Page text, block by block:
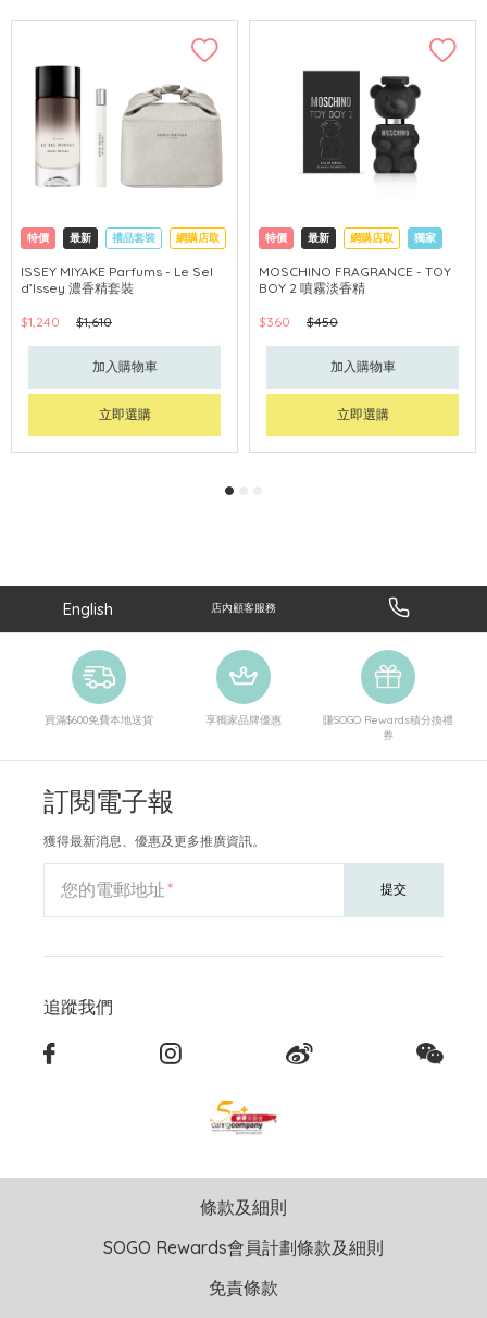
特價 最新 禮品套裝 網購店取
ISSEY MIYAKE Parfums - Le Sel
d’Issey 濃香精套裝
$1,240 $1,610
加入購物車
立即選購
特價 最新 網購店取 獨家
MOSCHINO FRAGRANCE - TOY
BOY 2 噴霧淡香精
$360 $450
加入購物車
立即選購
English 店內顧客服務
買滿$600免費本地送貨 享獨家品牌優惠
賺SOGO Rewards積分換禮
券
訂閱電子報
獲得最新消息、優惠及更多推廣資訊。
您的電郵地址 提交
追蹤我們
條款及細則
SOGO Rewards會員計劃條款及細則
免責條款